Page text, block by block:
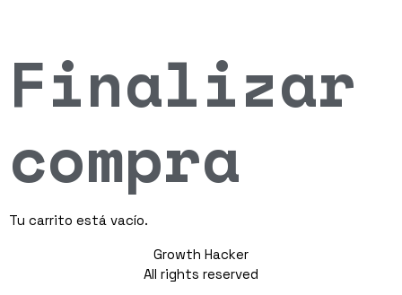
Finalizar
compra
Tu carrito está vacío.
Growth Hacker
All rights reserved